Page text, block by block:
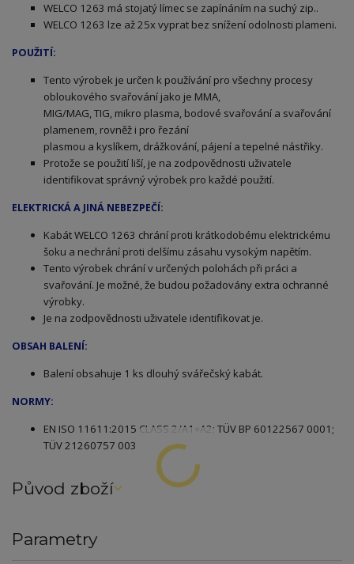
WELCO 1263 má stojatý límec se zapínáním na suchý zip..
WELCO 1263 lze až 25x vyprat bez snížení odolnosti plameni.
POUŽITÍ:
Tento výrobek je určen k používání pro všechny procesy
obloukového svařování jako je MMA,
MIG/MAG, TIG, mikro plasma, bodové svařování a svařování
plamenem, rovněž i pro řezání
plasmou a kyslíkem, drážkování, pájení a tepelné nástřiky.
Protože se použití liší, je na zodpovědnosti uživatele
identifikovat správný výrobek pro každé použití.
ELEKTRICKÁ A JINÁ NEBEZPEČÍ:
Kabát WELCO 1263 chrání proti krátkodobému elektrickému
šoku a nechrání proti delšímu zásahu vysokým napětím.
Tento výrobek chrání v určených polohách při práci a
svařování. Je možné, že budou požadovány extra ochranné
výrobky.
Je na zodpovědnosti uživatele identifikovat je.
OBSAH BALENÍ:
Balení obsahuje 1 ks dlouhý svářečský kabát.
NORMY:
EN ISO 11611:2015 CLASS 2/A1+A2; TÜV BP 60122567 0001;
TÜV 21260757 003
Původ zboží
Parametry